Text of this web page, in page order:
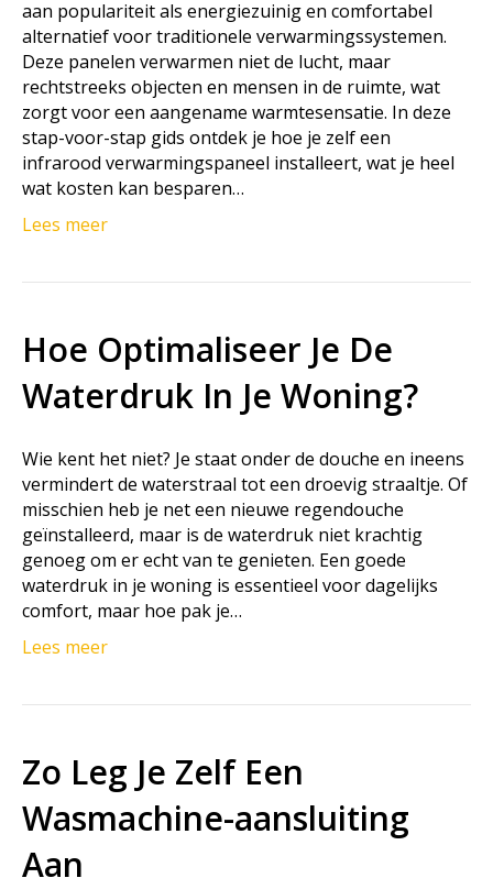
aan populariteit als energiezuinig en comfortabel
alternatief voor traditionele verwarmingssystemen.
Deze panelen verwarmen niet de lucht, maar
rechtstreeks objecten en mensen in de ruimte, wat
zorgt voor een aangename warmtesensatie. In deze
stap-voor-stap gids ontdek je hoe je zelf een
infrarood verwarmingspaneel installeert, wat je heel
wat kosten kan besparen…
Lees meer
Hoe Optimaliseer Je De
Waterdruk In Je Woning?
Wie kent het niet? Je staat onder de douche en ineens
vermindert de waterstraal tot een droevig straaltje. Of
misschien heb je net een nieuwe regendouche
geïnstalleerd, maar is de waterdruk niet krachtig
genoeg om er echt van te genieten. Een goede
waterdruk in je woning is essentieel voor dagelijks
comfort, maar hoe pak je…
Lees meer
Zo Leg Je Zelf Een
Wasmachine-aansluiting
Aan